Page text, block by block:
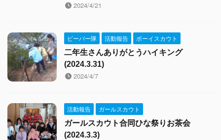
2024/4/21
ビーバー隊 活動報告
ボーイスカウト
二年生さんありがとうハイキング
(2024.3.31)
2024/4/7
活動報告
ガールスカウト
ガールスカウト合同ひな祭りお茶会
(2024.3.3)